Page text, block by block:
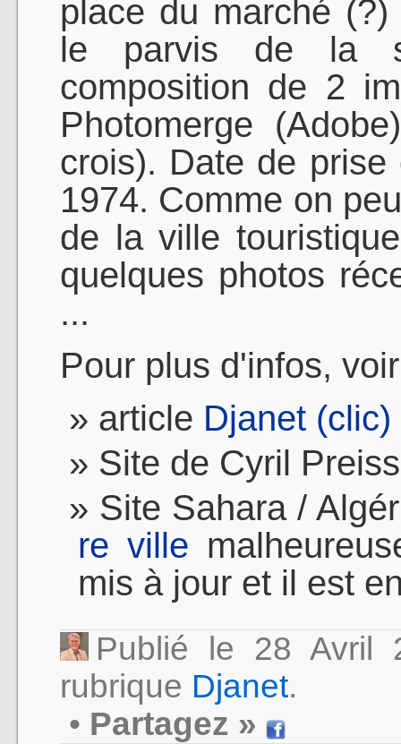
place du marché
le parvis de la
composition de 2
Photomerge
crois). Date de
1974. Comme on
de la ville
quelques photos
...
Pour plus d'infos,
article Djanet (clic)
Site de Cyril
Site Sahara /
re ville
mis à jour et il est
Publié le 28 Avril
rubrique Djanet.
• Partagez »